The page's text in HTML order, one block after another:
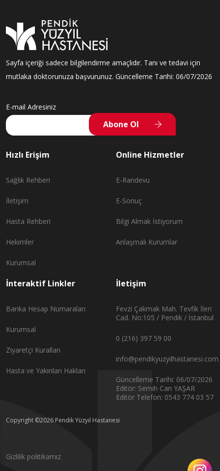
Sayfa içeriği sadece bilgilendirme amaçlıdır. Tanı ve tedavi için
mutlaka doktorunuza başvurunuz. Güncelleme Tarihi: 06/07/2026
E-mail Adresiniz
Abone Ol
Hızlı Erişim
Sağlık Rehberi
İletişim
Hasta Rehberi
Hekimler
Kurumsal
Online Hizmetler
E-Randevu
E-Sonuç
Bilgi Almak İstiyorum
Anlaşmalı Kurumlar
İnteraktif Linkler
Banka Hesap Numaraları
Kurumsal
Ziyaretçi Kuralları
Hasta ve Yakınları Hakları
İletişim
Fevzi Çakmak Mah. Tevfik İleri
Cad. No:105 / Pendik / İstanbul
0 (216) 397 59 00
info@pendikyuzyilhastanesi.com
Güncelleme Tarihi: 06/07/2026
Editör: Semih Can YAŞAR
Editör Telefon: 0543 774 03 57
Copyright ©2026 Pendik Yüzyıl Hastanesi
Gizlilik politikamız